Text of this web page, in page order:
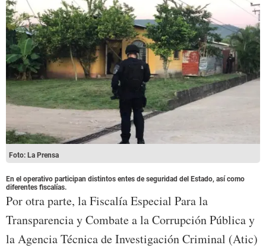
Foto: La Prensa
En el operativo participan distintos entes de seguridad del Estado, así como
diferentes fiscalías.
Por otra parte, la Fiscalía Especial Para la
Transparencia y Combate a la Corrupción Pública y
la Agencia Técnica de Investigación Criminal (Atic)